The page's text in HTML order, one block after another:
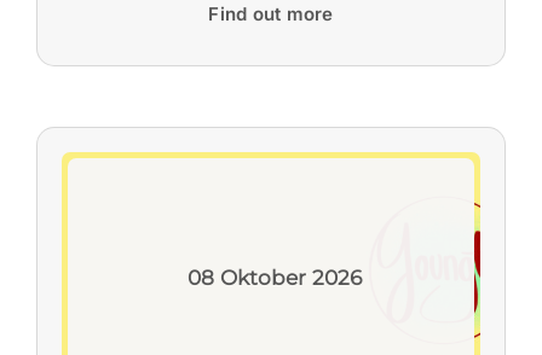
Find out more
08 Oktober 2026